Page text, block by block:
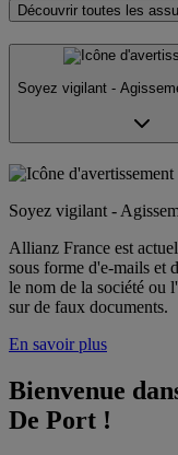
Découvrir toutes les
Soyez vigilant -
Soyez vigilant -
Allianz France est
sous forme d'e-mails et
le nom de la société ou
sur de faux documents.
En savoir plus
Bienvenue
De Port !